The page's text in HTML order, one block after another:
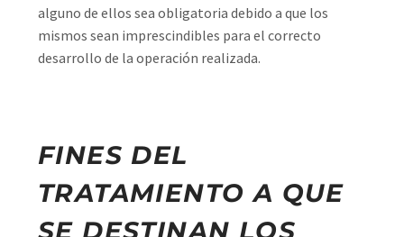
alguno de ellos sea obligatoria debido a que los
mismos sean imprescindibles para el correcto
desarrollo de la operación realizada.
FINES DEL
TRATAMIENTO A QUE
SE DESTINAN LOS